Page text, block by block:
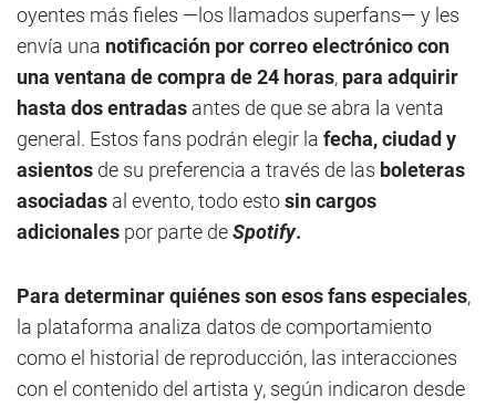
oyentes más fieles —los llamados superfans— y les
envía una notificación por correo electrónico con
una ventana de compra de 24 horas, para adquirir
hasta dos entradas antes de que se abra la venta
general. Estos fans podrán elegir la fecha, ciudad y
asientos de su preferencia a través de las boleteras
asociadas al evento, todo estosin cargos
adicionales por parte deSpotify.
Para determinar quiénes son esos fans especiales,
la plataforma analiza datos de comportamiento
como el historial de reproducción, las interacciones
con el contenido del artista y, según indicaron desde